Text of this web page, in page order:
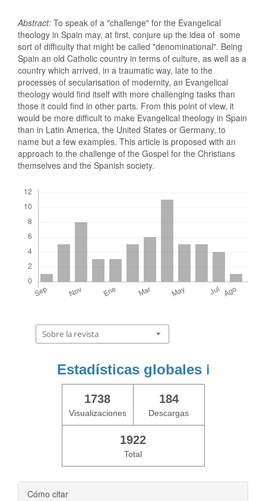
Abstract: To speak of a "challenge" for the Evangelical
theology in Spain may, at first, conjure up the idea of some
sort of difficulty that might be called "denominational". Being
Spain an old Catholic country in terms of culture, as well as a
country which arrived, in a traumatic way, late to the
processes of secularisation of modernity, an Evangelical
theology would find itself with more challenging tasks than
those it could find in other parts. From this point of view, it
would be more difficult to make Evangelical theology in Spain
than in Latin America, the United States or Germany, to
name but a few examples. This article is proposed with an
approach to the challenge of the Gospel for the Christians
themselves and the Spanish society.
Sobre la revista
Estadísticas globales ℹ️
1738
Visualizaciones
184
Descargas
1922
Total
Cómo citar